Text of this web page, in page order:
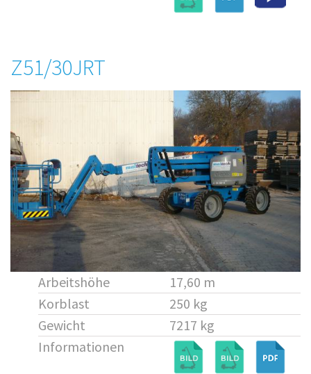
Z51/30JRT
Arbeitshöhe
17,60 m
Korblast
250 kg
Gewicht
7217 kg
Informationen